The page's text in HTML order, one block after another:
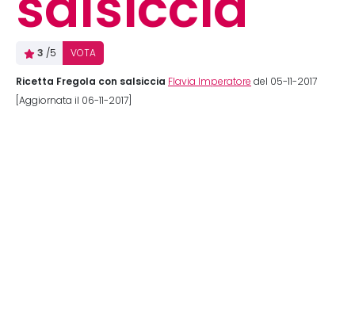
3 /5 VOTA
Ricetta Fregola con salsiccia Flavia Imperatore del 05-11-2017
[Aggiornata il 06-11-2017]